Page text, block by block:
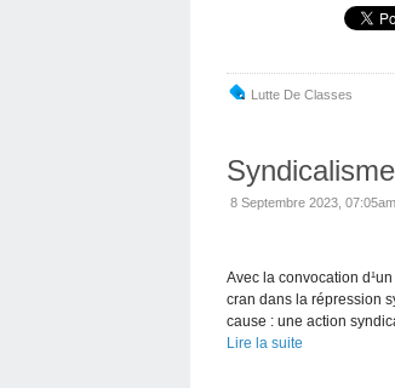
Lutte De Classes
8 Septembre 2023, 07:05am
Avec la convocation
cran dans la répression
cause : une action
Lire la suite